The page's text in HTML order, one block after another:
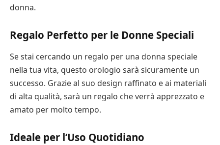
donna.
Regalo Perfetto per le Donne Speciali
Se stai cercando un regalo per una donna speciale
nella tua vita, questo orologio sarà sicuramente un
successo. Grazie al suo design raffinato e ai materiali
di alta qualità, sarà un regalo che verrà apprezzato e
amato per molto tempo.
Ideale per l’Uso Quotidiano